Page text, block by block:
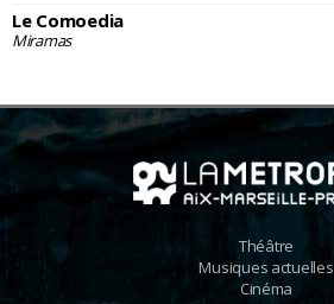
Le Comoedia
Miramas
Théâtre
Musiques actuelles
Cinéma